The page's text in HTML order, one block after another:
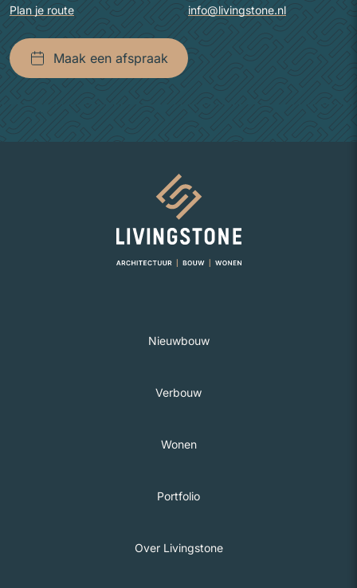
Plan je route
info@livingstone.nl
Maak een afspraak
Naar homepage
Nieuwbouw
Verbouw
Wonen
Portfolio
Over Livingstone